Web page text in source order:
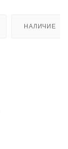
НАЛИЧИЕ